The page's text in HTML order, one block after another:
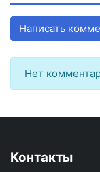
Написать
Нет
Контакты